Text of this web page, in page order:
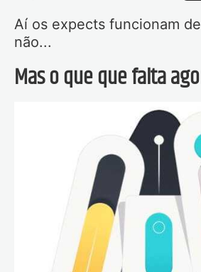
Aí os expects funcionam
não...
Mas o que que falta